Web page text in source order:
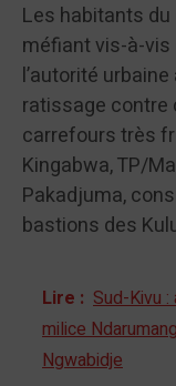
Les habitants du
méfiant vis-à-vis
l’autorité
ratissage contre
carrefours très
Kingabwa, TP/
Pakadjuma,
bastions des
Lire : Sud-Kivu
milice
Ngwabidje